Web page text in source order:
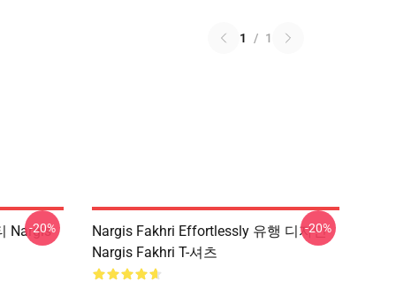
1 / 1
Nargis
-20%
Nargis Fakhri Effortlessly 유행 디자인
Nargis Fakhri T-셔츠
-20%